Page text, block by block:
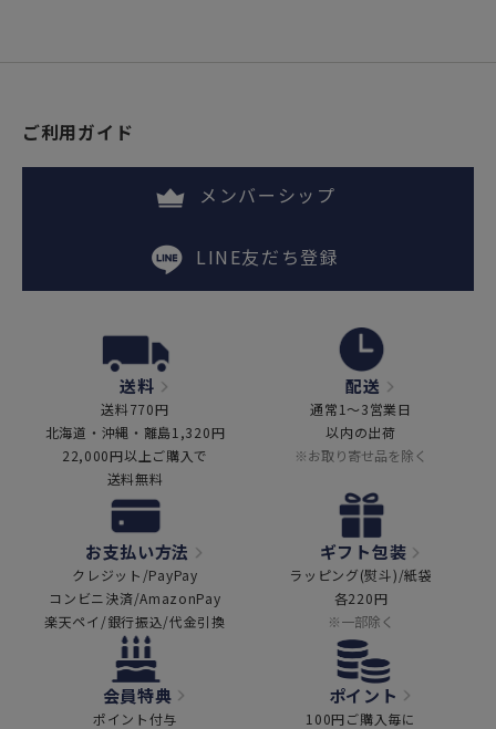
ご利用ガイド
メンバーシップ
LINE友だち登録
送料
送料770円
北海道・沖縄・離島1,320円
22,000円以上ご購入で
送料無料
配送
通常1～3営業日
以内の出荷
※お取り寄せ品を除く
お支払い方法
クレジット/PayPay
コンビニ決済/AmazonPay
楽天ペイ/銀行振込/代金引換
ギフト包装
ラッピング(熨斗)/紙袋
各220円
※一部除く
会員特典
ポイント付与
ポイント
100円ご購入毎に